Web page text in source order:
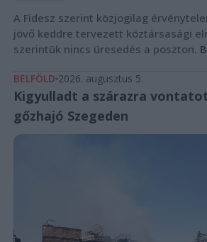
A Fidesz szerint közjogilag
jövő keddre tervezett köztársasági
szerintük nincs üresedés a poszton.
BELFÖLD 2026. augusztus 5.
Kigyulladt a szárazra
gőzhajó Szegeden